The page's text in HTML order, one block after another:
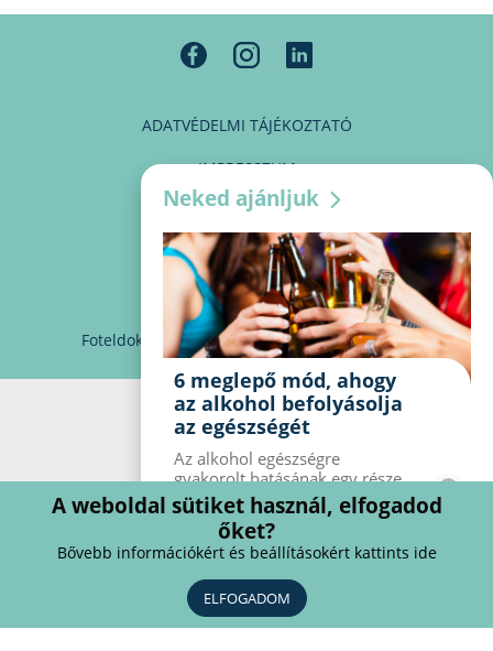
ADATVÉDELMI TÁJÉKOZTATÓ
IMPRESSZUM
MÉDIAAJÁNLAT
PARTNEREINK
KAPCSOLAT
Foteldoki info@foteldoki.hu Süti beállítások
Neked ajánljuk
6 meglepő mód, ahogy
az alkohol befolyásolja
az egészségét
Az alkohol egészségre
gyakorolt ​​hatásának egy része
jól ismert, mások azonban
meglepők lehetnek. Van hat
kevésbé ismert hatás, amelyet
az alkohol gyakorol a
szervezetre.
A weboldal sütiket használ, elfogadod
őket?
Bővebb információkért és beállításokért kattints ide
ELFOGADOM